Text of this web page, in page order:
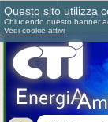
Chi siamo Dove
Questo sito utilizza
Chiudendo questo banner
Vedi cookie attivi